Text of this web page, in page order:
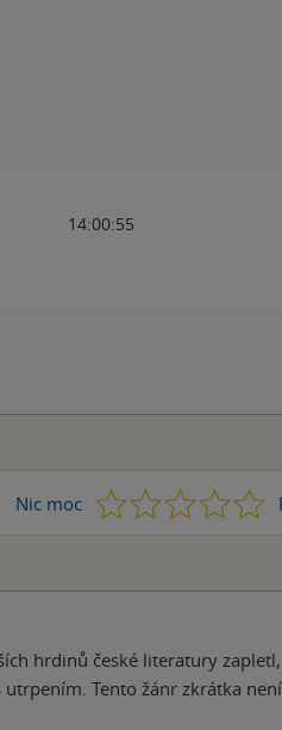
14:00:55
Nic moc 1 2 3 4 5
hrdinů české literatury
Tento žánr zkrátka